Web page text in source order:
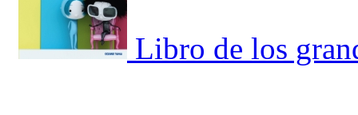
Libro de los